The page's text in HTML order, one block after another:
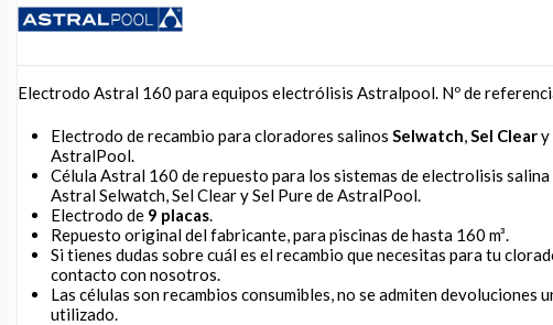
Electrodo Astral 160 para equipos electrólisis Astralpool. Nº de
Electrodo de recambio para cloradores salinos Selwatch,Sel Cleary
AstralPool.
Célula Astral 160 de repuesto para los sistemas de electrolisis salina
Astral Selwatch, Sel Clear y Sel Pure de AstralPool.
Electrodo de 9 placas.
Repuesto original del fabricante, para piscinas de hasta 160 m³.
Si tienes dudas sobre cuál es el recambio que necesitas para tu
contacto con nosotros.
Las células son recambios consumibles, no se admiten devoluciones
utilizado.